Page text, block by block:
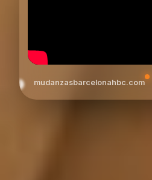
mudanzasbarcelonahbc.com